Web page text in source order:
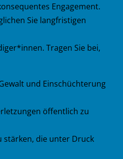
Engagement.
Sie langfristigen
Tragen Sie bei,
und Einschüchterung
öffentlich zu
stärken, die unter Druck